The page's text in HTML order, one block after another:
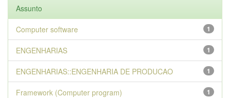
Assunto
1
Computer software
1
ENGENHARIAS
1
ENGENHARIAS::ENGENHARIA DE PRODUCAO
1
Framework (Computer program)